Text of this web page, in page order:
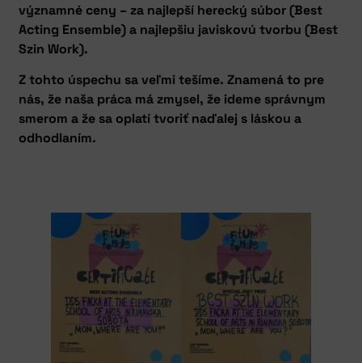
významné ceny – za najlepší herecký súbor (Best
Acting Ensemble) a najlepšiu javiskovú tvorbu (Best
Szin Work).
Z tohto úspechu sa veľmi tešíme. Znamená to pre
nás, že naša práca má zmysel, že ideme správnym
smerom a že sa oplatí tvoriť naďalej s láskou a
odhodlaním.